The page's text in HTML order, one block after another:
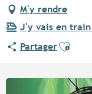
M'y rendre
J'y vais en
PartagerAjouter